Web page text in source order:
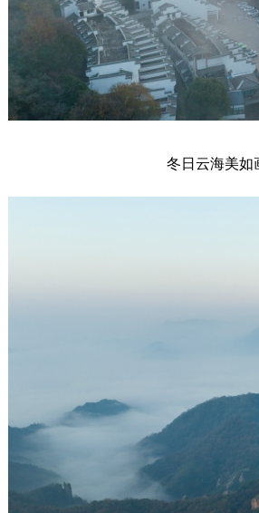
冬日云海美如